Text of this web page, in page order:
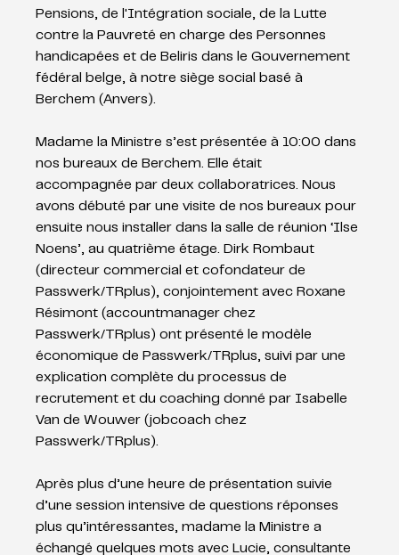
Pensions, de l'Intégration sociale, de la Lutte
contre la Pauvreté en charge des Personnes
handicapées et de Beliris dans le Gouvernement
fédéral belge, à notre siège social basé à
Berchem (Anvers).
Madame la Ministre s’est présentée à 10:00 dans
nos bureaux de Berchem. Elle était
accompagnée par deux collaboratrices. Nous
avons débuté par une visite de nos bureaux pour
ensuite nous installer dans la salle de réunion ‘Ilse
Noens’, au quatrième étage. Dirk Rombaut
(directeur commercial et cofondateur de
Passwerk/TRplus), conjointement avec Roxane
Résimont (accountmanager chez
Passwerk/TRplus) ont présenté le modèle
économique de Passwerk/TRplus, suivi par une
explication complète du processus de
recrutement et du coaching donné par Isabelle
Van de Wouwer (jobcoach chez
Passwerk/TRplus).
Après plus d’une heure de présentation suivie
d’une session intensive de questions réponses
plus qu’intéressantes, madame la Ministre a
échangé quelques mots avec Lucie, consultante